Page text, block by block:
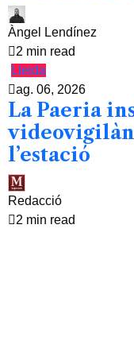
Àngel Lendínez
2 min read
Lleida
ag. 06, 2026
La Paeria
l’estació
Redacció
2 min read